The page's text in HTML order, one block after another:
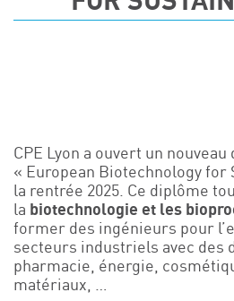
Accès
Nos clients
Événements
Symposium on Chain
sustainability – September
FRENCH-CHINESE
CPE Lyon a ouvert un
« European Biotechnology
la rentrée 2025. Ce diplôme
la biotechnologie et les
former des ingénieurs pour
secteurs industriels avec des
pharmacie, énergie,
matériaux, …